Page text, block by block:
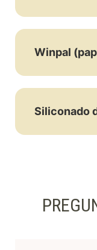
Winpal
Siliconado